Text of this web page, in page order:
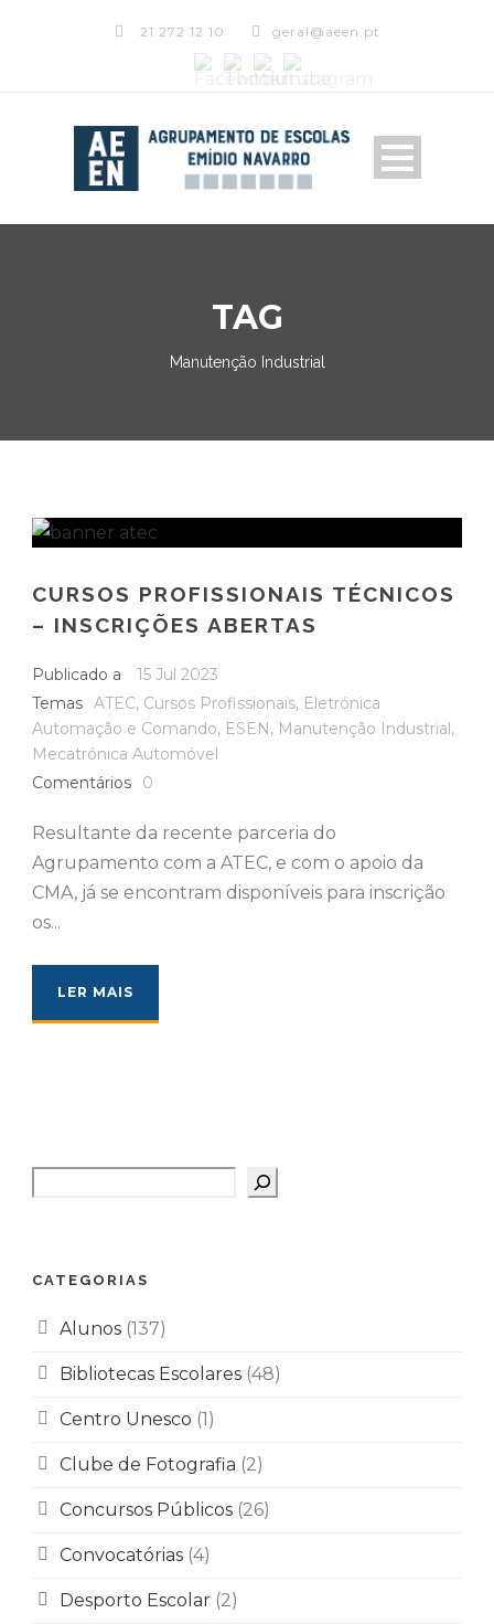
21 272 12 10 geral@aeen.pt
TAG
Manutenção Industrial
CURSOS PROFISSIONAIS TÉCNICOS
– INSCRIÇÕES ABERTAS
Publicado a
15 Jul 2023
Temas ATEC, Cursos Profissionais, Eletrónica
Automação e Comando, ESEN, Manutenção Industrial,
Mecatrónica Automóvel
Comentários
0
Resultante da recente parceria do
Agrupamento com a ATEC, e com o apoio da
CMA, já se encontram disponíveis para inscrição
os...
LER MAIS
CATEGORIAS
Alunos (137)
Bibliotecas Escolares (48)
Centro Unesco (1)
Clube de Fotografia (2)
Concursos Públicos (26)
Convocatórias (4)
Desporto Escolar (2)